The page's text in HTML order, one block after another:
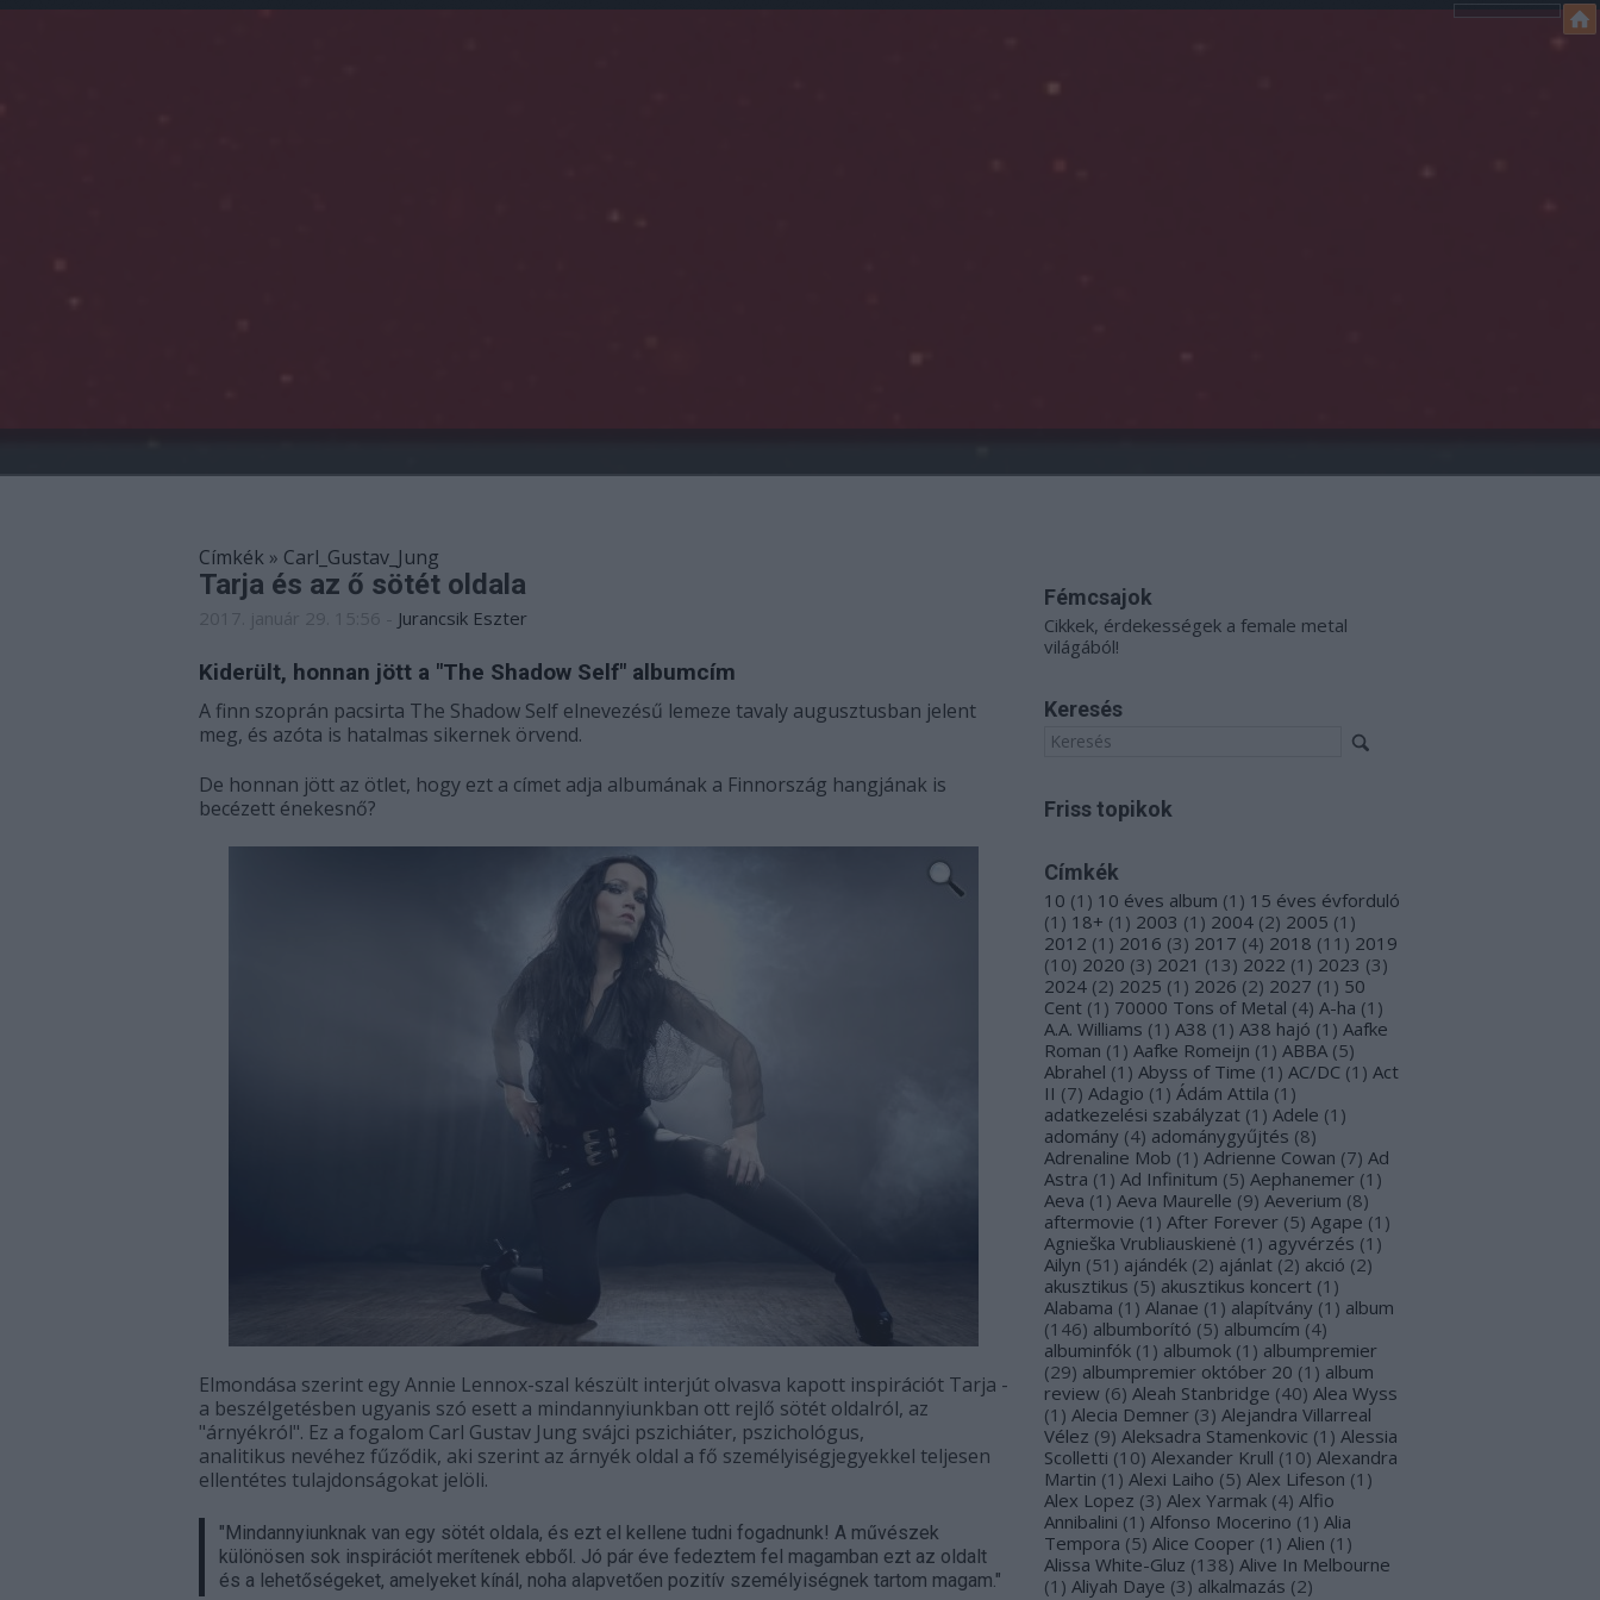
Címkék » Carl_Gustav_Jung
Tarja és az ő sötét oldala
Jurancsik Eszter
Kiderült, honnan jött a "The Shadow Self" albumcím
A finn szoprán pacsirta The Shadow Self elnevezésű lemeze tavaly augusztusban jelent
meg, és azóta is hatalmas sikernek örvend.
De honnan jött az ötlet, hogy ezt a címet adja albumának a Finnország hangjának is
becézett énekesnő?
Elmondása szerint egy Annie Lennox-szal készült interjút olvasva kapott inspirációt Tarja -
a beszélgetésben ugyanis szó esett a mindannyiunkban ott rejlő sötét oldalról, az
"árnyékról". Ez a fogalom Carl Gustav Jung svájci pszichiáter, pszichológus,
analitikus nevéhez fűződik, aki szerint az árnyék oldal a fő személyiségjegyekkel teljesen
ellentétes tulajdonságokat jelöli.
"Mindannyiunknak van egy sötét oldala, és ezt el kellene tudni fogadnunk! A művészek
különösen sok inspirációt merítenek ebből. Jó pár éve fedeztem fel magamban ezt az oldalt
és a lehetőségeket, amelyeket kínál, noha alapvetően pozitív személyiségnek tartom magam."
Fémcsajok
Cikkek, érdekességek a female metal
világából!
Keresés
Friss topikok
Címkék
10 (1 ) 10 éves album (1 ) 15 éves évforduló
(1 ) 18+ (1 ) 2003 (1 ) 2004 (2) 2005 (1 )
2012 (1 ) 2016 (3) 2017 (4) 2018 (11 ) 2019
(10) 2020 (3) 2021 (13) 2022 (1 ) 2023 (3)
2024 (2) 2025 (1 ) 2026 (2) 2027 (1 ) 50
Cent (1 ) 70000 Tons of Metal (4) A-ha (1 )
A.A. Williams (1 ) A38 (1 ) A38 hajó (1 ) Aafke
Roman (1 ) Aafke Romeijn (1 ) ABBA (5)
Abrahel (1 ) Abyss of Time (1 ) AC/DC (1 ) Act
II (7) Adagio (1 ) Ádám Attila (1 )
adatkezelési szabályzat (1 ) Adele (1 )
adomány (4) adománygyűjtés (8)
Adrenaline Mob (1 ) Adrienne Cowan (7) Ad
Astra (1 ) Ad Infinitum (5) Aephanemer (1 )
Aeva (1 ) Aeva Maurelle (9) Aeverium (8)
aftermovie (1 ) After Forever (5) Agape (1 )
Agnieška Vrubliauskienė (1 ) agyvérzés (1 )
Ailyn (51 ) ajándék (2) ajánlat (2) akció (2)
akusztikus (5) akusztikus koncert (1 )
Alabama (1 ) Alanae (1 ) alapítvány (1 ) album
(146) albumborító (5) albumcím (4)
albuminfók (1 ) albumok (1 ) albumpremier
(29) albumpremier október 20 (1 ) album
review (6) Aleah Stanbridge (40) Alea Wyss
(1 ) Alecia Demner (3) Alejandra Villarreal
Vélez (9) Aleksadra Stamenkovic (1 ) Alessia
Scolletti (10) Alexander Krull (10) Alexandra
Martin (1 ) Alexi Laiho (5) Alex Lifeson (1 )
Alex Lopez (3) Alex Yarmak (4) Alfio
Annibalini (1 ) Alfonso Mocerino (1 ) Alia
Tempora (5) Alice Cooper (1 ) Alien (1 )
Alissa White-Gluz (138) Alive In Melbourne
(1 ) Aliyah Daye (3) alkalmazás (2)